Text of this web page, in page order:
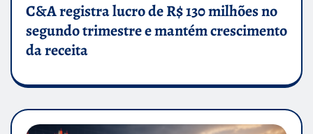
C&A registra lucro de R$ 130 milhões no
segundo trimestre e mantém crescimento
da receita